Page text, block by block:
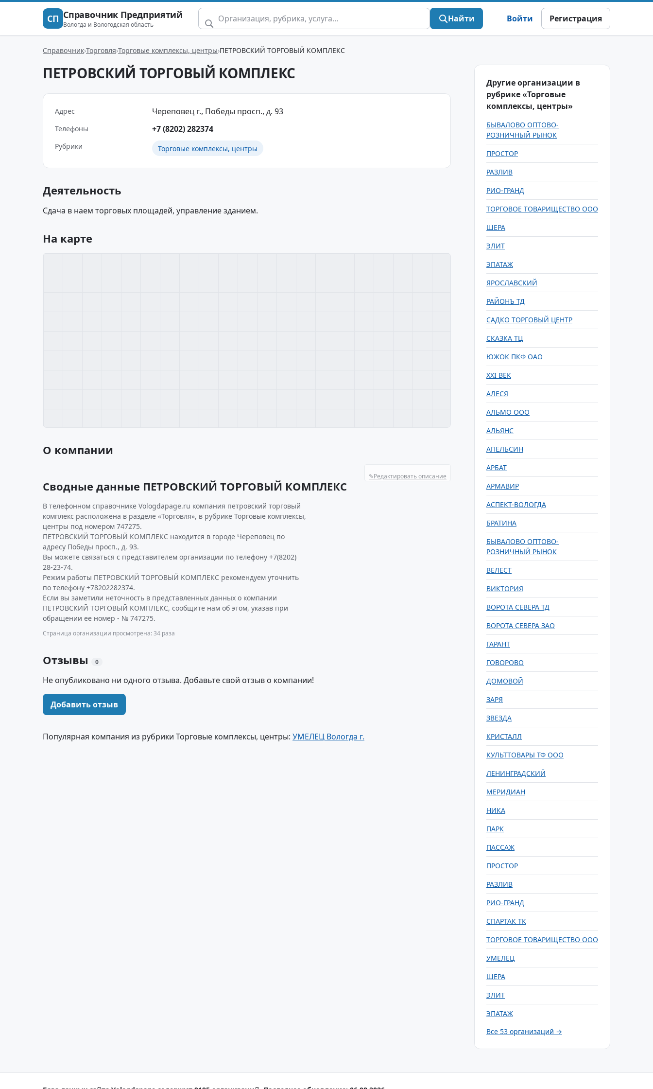
СП Справочник Предприятий
Вологда и Вологодская область
Найти Войти Регистрация
Справочник Торговля Торговые комплексы, центры ПЕТРОВСКИЙ ТОРГОВЫЙ КОМПЛЕКС
ПЕТРОВСКИЙ ТОРГОВЫЙ КОМПЛЕКС
Адрес Череповец г., Победы просп., д. 93
Телефоны +7 (8202) 282374
Рубрики Торговые комплексы, центры
Деятельность
Сдача в наем торговых площадей, управление зданием.
На карте
О компании
✎Редактировать описание
Сводные данные ПЕТРОВСКИЙ ТОРГОВЫЙ КОМПЛЕКС
В телефонном справочнике Vologdapage.ru компания петровский торговый
комплекс расположена в разделе «Торговля», в рубрике Торговые комплексы,
центры под номером 747275.
ПЕТРОВСКИЙ ТОРГОВЫЙ КОМПЛЕКС находится в городе Череповец по
адресу Победы просп., д. 93.
Вы можете связаться с представителем организации по телефону +7(8202)
28-23-74.
Режим работы ПЕТРОВСКИЙ ТОРГОВЫЙ КОМПЛЕКС рекомендуем уточнить
по телефону +78202282374.
Если вы заметили неточность в представленных данных о компании
ПЕТРОВСКИЙ ТОРГОВЫЙ КОМПЛЕКС, сообщите нам об этом, указав при
обращении ее номер - № 747275.
Страница организации просмотрена: 34 раза
Отзывы 0
Не опубликовано ни одного отзыва. Добавьте свой отзыв о компании!
Добавить отзыв
Популярная компания из рубрики Торговые комплексы, центры: УМЕЛЕЦ Вологда г.
Другие организации в
рубрике «Торговые
комплексы, центры»
БЫВАЛОВО ОПТОВО-
РОЗНИЧНЫЙ РЫНОК
ПРОСТОР
РАЗЛИВ
РИО-ГРАНД
ТОРГОВОЕ ТОВАРИЩЕСТВО ООО
ШЕРА
ЭЛИТ
ЭПАТАЖ
ЯРОСЛАВСКИЙ
РАЙОНЪ ТД
САДКО ТОРГОВЫЙ ЦЕНТР
СКАЗКА ТЦ
ЮЖОК ПКФ ОАО
XXI ВЕК
АЛЕСЯ
АЛЬМО ООО
АЛЬЯНС
АПЕЛЬСИН
АРБАТ
АРМАВИР
АСПЕКТ-ВОЛОГДА
БРАТИНА
БЫВАЛОВО ОПТОВО-
РОЗНИЧНЫЙ РЫНОК
ВЕЛЕСТ
ВИКТОРИЯ
ВОРОТА СЕВЕРА ТД
ВОРОТА СЕВЕРА ЗАО
ГАРАНТ
ГОВОРОВО
ДОМОВОЙ
ЗАРЯ
ЗВЕЗДА
КРИСТАЛЛ
КУЛЬТТОВАРЫ ТФ ООО
ЛЕНИНГРАДСКИЙ
МЕРИДИАН
НИКА
ПАРК
ПАССАЖ
ПРОСТОР
РАЗЛИВ
РИО-ГРАНД
СПАРТАК ТК
ТОРГОВОЕ ТОВАРИЩЕСТВО ООО
УМЕЛЕЦ
ШЕРА
ЭЛИТ
ЭПАТАЖ
Все 53 организаций →